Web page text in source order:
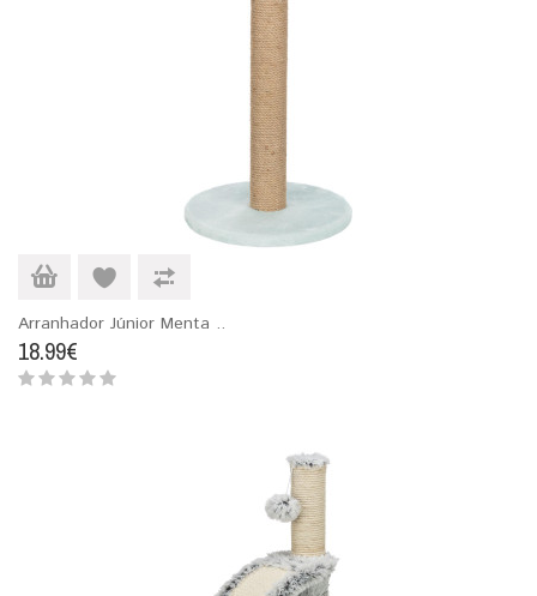
Arranhador Júnior Menta ..
18.99€